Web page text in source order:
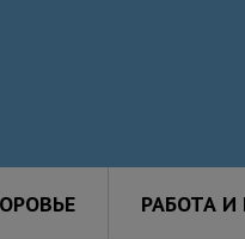
РАБОТА И